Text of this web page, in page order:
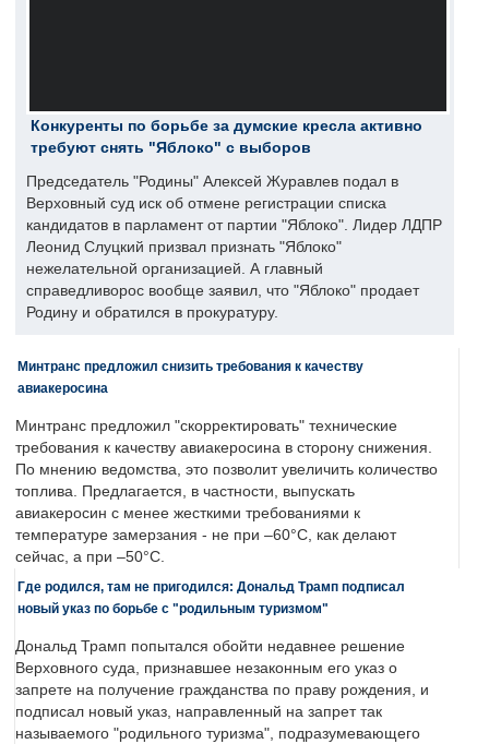
Конкуренты по борьбе за думские кресла активно
требуют снять "Яблоко" с выборов
Председатель "Родины" Алексей Журавлев подал в
Верховный суд иск об отмене регистрации списка
кандидатов в парламент от партии "Яблоко". Лидер ЛДПР
Леонид Слуцкий призвал признать "Яблоко"
нежелательной организацией. А главный
справедливорос вообще заявил, что "Яблоко" продает
Родину и обратился в прокуратуру.
Минтранс предложил снизить требования к качеству
авиакеросина
Минтранс предложил "скорректировать" технические
требования к качеству авиакеросина в сторону снижения.
По мнению ведомства, это позволит увеличить количество
топлива. Предлагается, в частности, выпускать
авиакеросин с менее жесткими требованиями к
температуре замерзания - не при –60°C, как делают
сейчас, а при –50°C.
Где родился, там не пригодился: Дональд Трамп подписал
новый указ по борьбе с "родильным туризмом"
Дональд Трамп попытался обойти недавнее решение
Верховного суда, признавшее незаконным его указ о
запрете на получение гражданства по праву рождения, и
подписал новый указ, направленный на запрет так
называемого "родильного туризма", подразумевающего